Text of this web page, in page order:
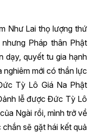
Như Lai thọ lượng thứ
Pháp thân Phật
dạy, quyết tu gia hạnh
nghiêm mới có thần lực
Tỳ Lô Giá Na Phật
lễ được Đức Tỳ Lô
Ngài rồi, mình trở về
sẽ gặt hái kết quả